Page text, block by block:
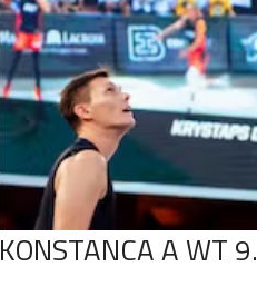
KONSTANCA A WT